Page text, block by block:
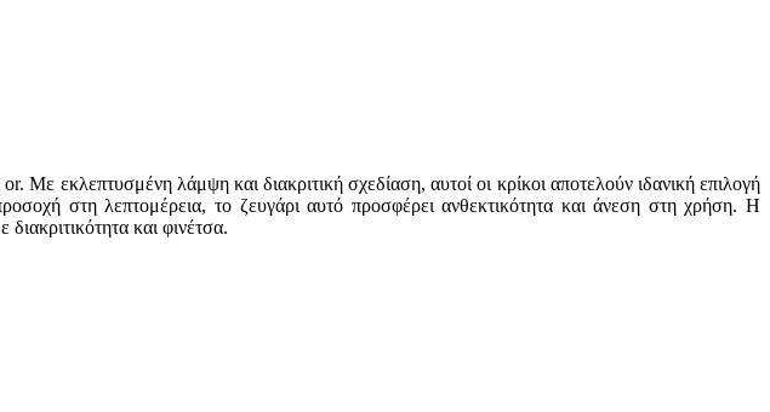
εκλεπτυσμένη λάμψη και διακριτική σχεδίαση, αυτοί οι κρίκοι αποτελούν ιδανική επιλογή
στη λεπτομέρεια, το ζευγάρι αυτό προσφέρει ανθεκτικότητα και άνεση στη χρήση. Η
και φινέτσα.